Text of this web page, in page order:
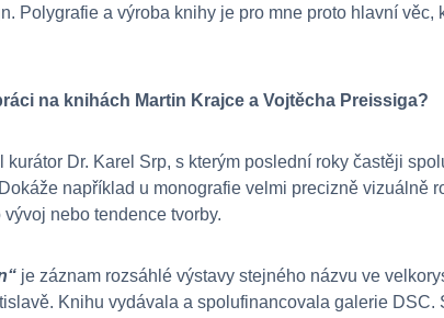
Polygrafie a výroba knihy je pro mne proto hlavní věc,
na knihách Martin Krajce a Vojtěcha Preissiga?
Dr. Karel Srp, s kterým poslední roky častěji
například u monografie velmi precizně vizuálně
nebo tendence tvorby.
je záznam rozsáhlé výstavy stejného názvu ve
Knihu vydávala a spolufinancovala galerie DSC.